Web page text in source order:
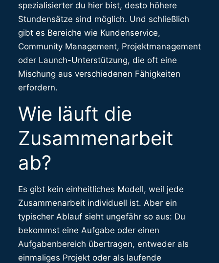
spezialisierter du hier bist, desto höhere
Stundensätze sind möglich. Und schließlich
gibt es Bereiche wie Kundenservice,
Community Management, Projektmanagement
oder Launch-Unterstützung, die oft eine
Mischung aus verschiedenen Fähigkeiten
erfordern.
Wie läuft die
Zusammenarbeit
ab?
Es gibt kein einheitliches Modell, weil jede
Zusammenarbeit individuell ist. Aber ein
typischer Ablauf sieht ungefähr so aus: Du
bekommst eine Aufgabe oder einen
Aufgabenbereich übertragen, entweder als
einmaliges Projekt oder als laufende